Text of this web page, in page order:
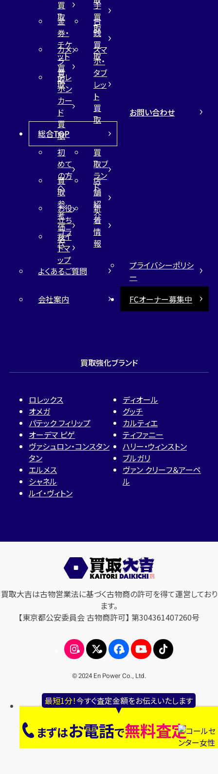
最短1分！今すぐ査定金額をお伝えいたします
まずはお電話で無料査定
買
取
手
買
取
金
券・
チケ
ット
買
取
古
銭
買
取
カメ
ラ
買
取
スマ
ホ・
タブ
レッ
ト
買
取
テレ
ホン
カー
ド
買
取
総合TOP
初
めて
の方
へ
買
取ブ
ラン
ド
買
取
参
考
価
格
店
舗
紹
介
お役
立ち
コラ
ム
新
着
情
報
サイ
トマ
ップ
お問い合わせ
よくあるご質問
プライバシーポリシ
ー
会社案内
FCオーナー募集中
買取強化ブランド
ロレックス
オメガ
パテック フィリップ
オーデマ ピゲ
ヴァシュロン・コンスタン
タン
エルメス
シャネル
ルイ・ヴィトン
ディオール
グッチ
カルティエ
ティファニー
ハリー・ウィンストン
ブルガリ
ヴァン クリーフ＆アーペ
ル
買取大吉は古物営業法に基づく古物商の許可を得て運営しており
ます。
【東京都公安委員会 古物商許可】 第304361407260号
© 2024 En Power Co., Ltd.